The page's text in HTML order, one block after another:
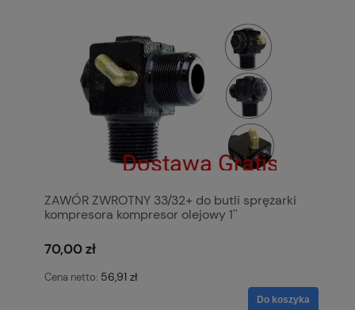
ZAWÓR ZWROTNY 33/32+ do butli sprężarki
kompresora kompresor olejowy 1''
70,00 zł
Cena netto: 56,91 zł
Do koszyka